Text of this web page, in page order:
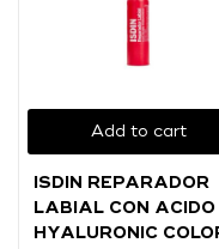
Add to cart
ISDIN REPARADOR
LABIAL CON ACIDO
HYALURONIC